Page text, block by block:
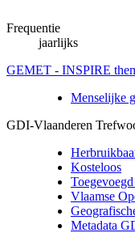
Frequentie
jaarlijks
GEMET - INSPIRE
Menselijke
GDI-Vlaanderen
Kosteloos
Vlaamse
Metadata